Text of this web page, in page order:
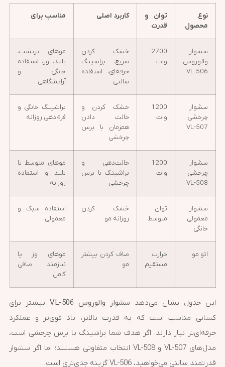
نوع
محصول
توان و
قدرت
کاربرد اصلی مناسب برای
سشوار
والوروس
VL-506
2700
وات
خشک کردن
سریع، براشینگ
حرفه‌ای، استفاده
سالنی
موهای پرپشت،
بلند، وز، استفاده
خانگی و
آرایشگاهی
سشوار
چرخشی
VL-507
1200
وات
خشک کردن و
حالت دادن
همزمان با برس
چرخشی
براشینگ خانگی و
فرم‌دهی روزانه
سشوار
چرخشی
VL-508
1200
وات
حالت‌دهی و
براشینگ با برس
چرخشی
موهای متوسط تا
بلند و استفاده
روزانه
سشوار
معمولی
خانگی
توان
متوسط
خشک کردن
روزانه مو
استفاده سبک و
معمولی
اتو مو
حرارت
مستقیم
صاف کردن بیشتر
مو
موهای وز یا
نیازمند صافی
کامل
این جدول نشان می‌دهد سشوار والوروس VL-506
بیشتر برای
کسانی مناسب است که به قدرت بالاتر، باد قوی‌تر و عملکرد
حرفه‌ای‌تر نیاز دارند. اگر هدف شما براشینگ با برس چرخشی است،
مدل‌های VL-507 و VL-508 انتخاب متفاوتی هستند؛ اما اگر سشوار
قدرتمند سالنی می‌خواهید، VL-506 گزینه جدی‌تری است.